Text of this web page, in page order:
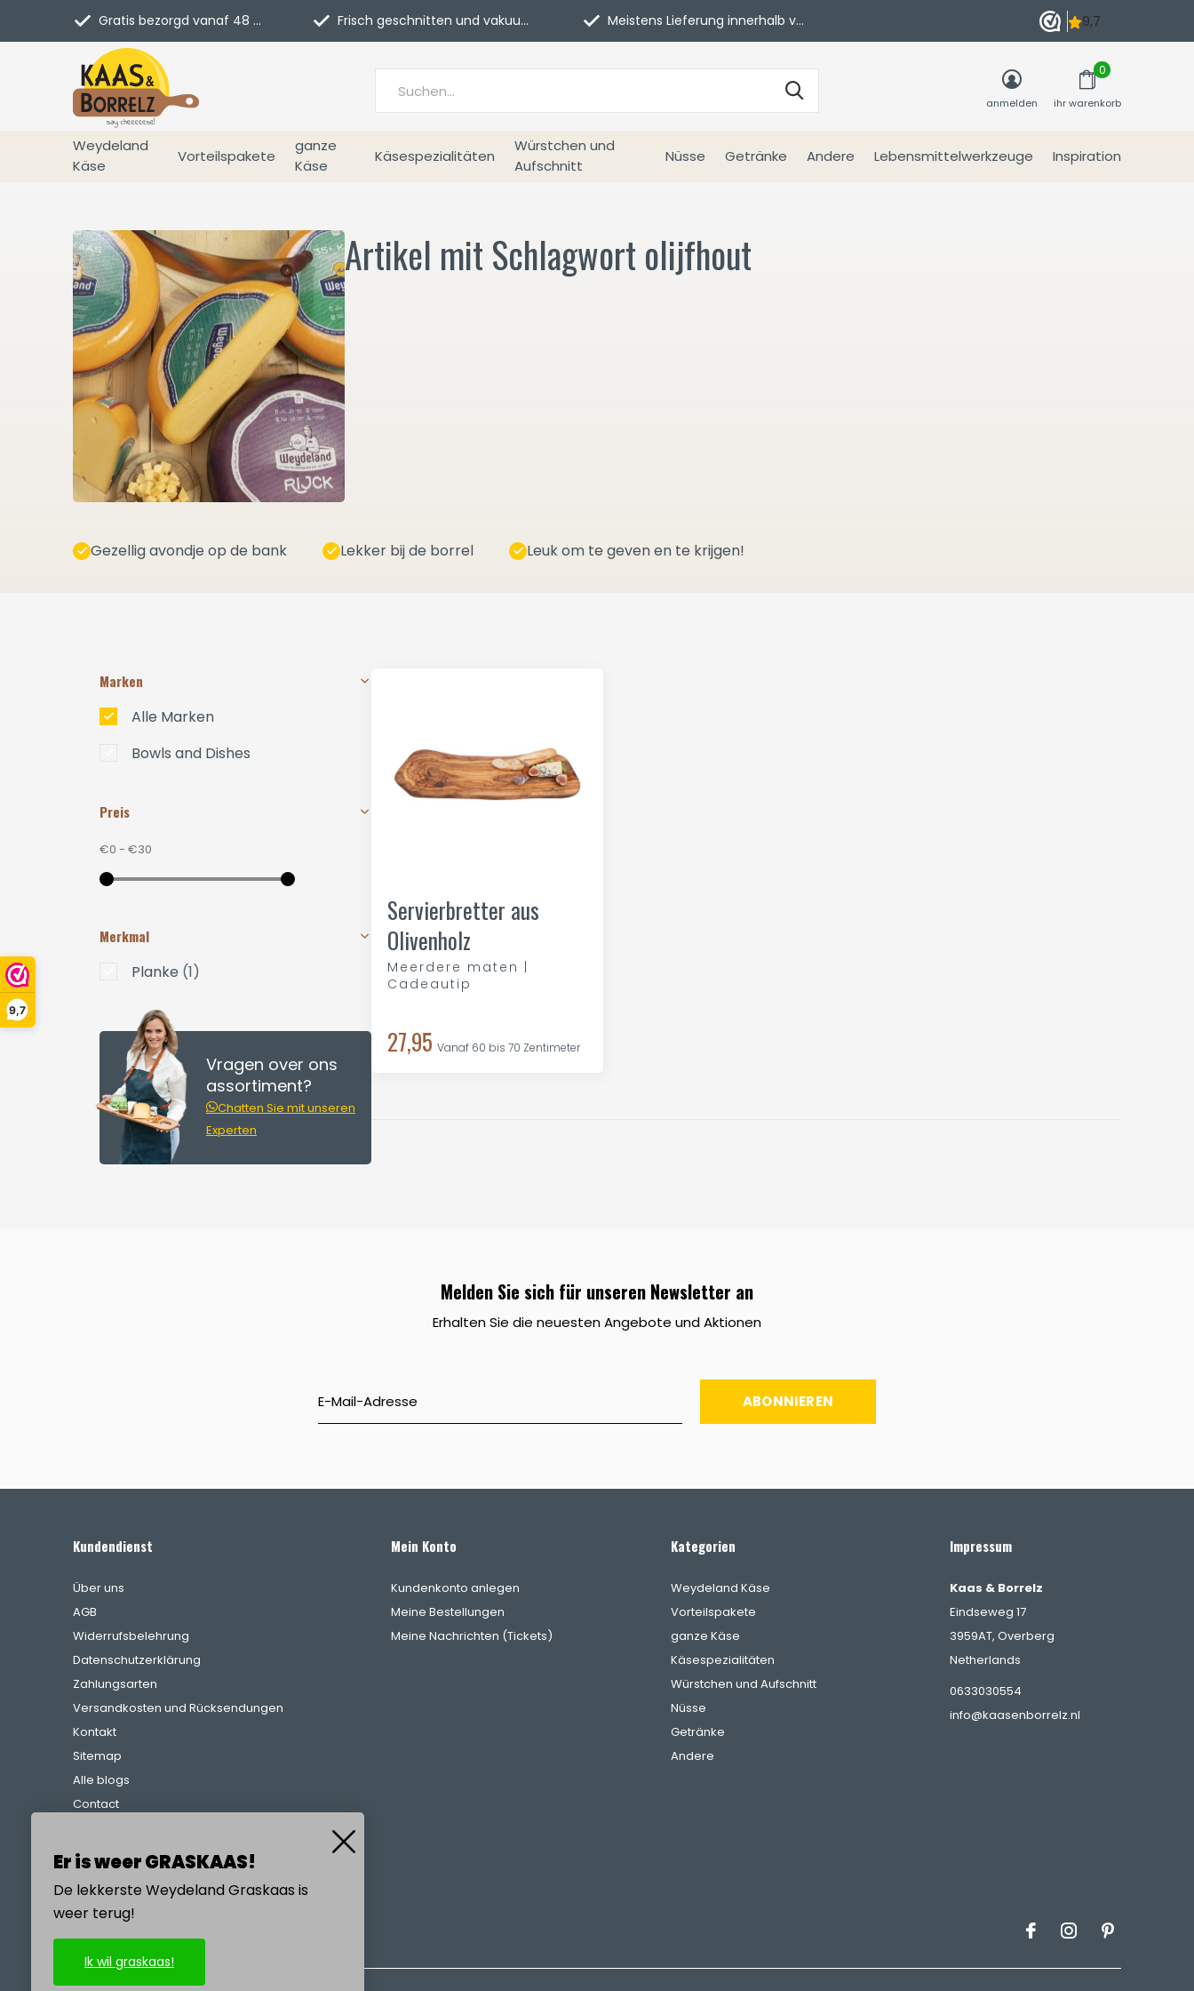
9,7
Weydeland
Käse
Vorteilspakete
ganze
Käse
Käsespezialitäten
Würstchen und
Aufschnitt
Nüsse Getränke Andere Lebensmittelwerkzeuge Inspiration
anmelden ihr warenkorb
0
Gratis bezorgd vanaf 48 euro in NL Frisch geschnitten und vakuumverpackt. Meistens Lieferung innerhalb von 3 Tagen
Artikel mit Schlagwort olijfhout
Gezellig avondje op de bank Lekker bij de borrel Leuk om te geven en te krijgen!
Servierbretter aus
Olivenholz
Meerdere maten |
Cadeautip
27,95 Vanaf 60 bis 70 Zentimeter
Marken
Alle Marken
Bowls and Dishes
Preis
€0 - €30
Merkmal
Planke (1)
Vragen over ons
assortiment?
Chatten Sie mit unseren
Experten
Melden Sie sich für unseren Newsletter an
Erhalten Sie die neuesten Angebote und Aktionen
ABONNIEREN
Kundendienst
Über uns
AGB
Widerrufsbelehrung
Datenschutzerklärung
Zahlungsarten
Versandkosten und Rücksendungen
Kontakt
Sitemap
Alle blogs
Contact
Referenzen
Mein Konto
Kundenkonto anlegen
Meine Bestellungen
Meine Nachrichten (Tickets)
Kategorien
Weydeland Käse
Vorteilspakete
ganze Käse
Käsespezialitäten
Würstchen und Aufschnitt
Nüsse
Getränke
Andere
Impressum
Kaas & Borrelz
Eindseweg 17
3959AT, Overberg
Netherlands
0633030554
info@kaasenborrelz.nl
Er is weer GRASKAAS!
De lekkerste Weydeland Graskaas is
weer terug!
Ik wil graskaas!